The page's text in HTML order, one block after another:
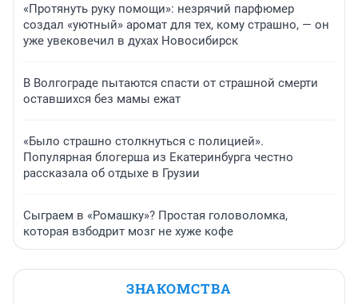
«Протянуть руку помощи»: незрячий парфюмер
создал «уютный» аромат для тех, кому страшно, — он
уже увековечил в духах Новосибирск
В Волгограде пытаются спасти от страшной смерти
оставшихся без мамы ежат
«Было страшно столкнуться с полицией».
Популярная блогерша из Екатеринбурга честно
рассказала об отдыхе в Грузии
Сыграем в «Ромашку»? Простая головоломка,
которая взбодрит мозг не хуже кофе
ЗНАКОМСТВА